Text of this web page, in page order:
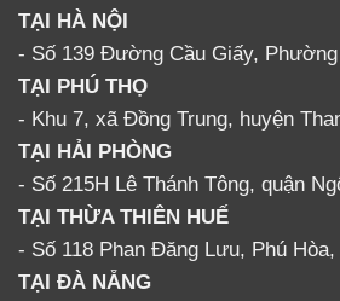
TẠI HÀ NỘI
- Số 139 Đường Cầu Giấy,
TẠI PHÚ THỌ
- Khu 7, xã Đồng Trung, huyện
TẠI HẢI PHÒNG
- Số 215H Lê Thánh Tông, quận
TẠI THỪA THIÊN HUẾ
- Số 118 Phan Đăng Lưu, Phú Hòa,
TẠI ĐÀ NẴNG